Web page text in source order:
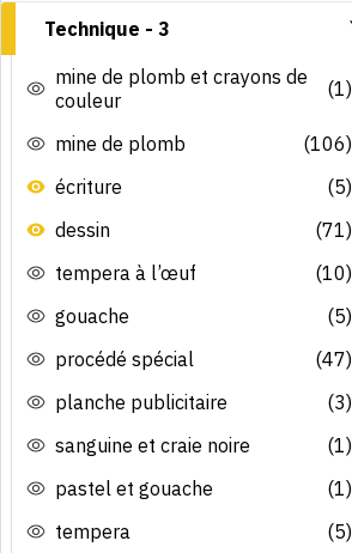
Technique - 3
mine de plomb et crayons de
couleur
(1)
mine de plomb
(106)
écriture
(5)
dessin
(71)
tempera à l’œuf
(10)
gouache
(5)
procédé spécial
(47)
planche publicitaire
(3)
sanguine et craie noire
(1)
pastel et gouache
(1)
tempera
(5)